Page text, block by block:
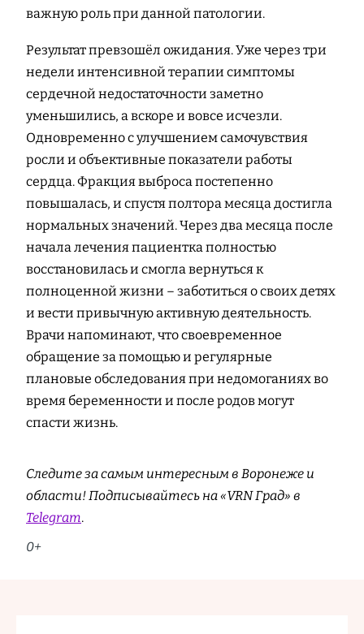
важную роль при данной патологии.
Результат превзошёл ожидания. Уже через три
недели интенсивной терапии симптомы
сердечной недостаточности заметно
уменьшились, а вскоре и вовсе исчезли.
Одновременно с улучшением самочувствия
росли и объективные показатели работы
сердца. Фракция выброса постепенно
повышалась, и спустя полтора месяца достигла
нормальных значений. Через два месяца после
начала лечения пациентка полностью
восстановилась и смогла вернуться к
полноценной жизни – заботиться о своих детях
и вести привычную активную деятельность.
Врачи напоминают, что своевременное
обращение за помощью и регулярные
плановые обследования при недомоганиях во
время беременности и после родов могут
спасти жизнь.
Следите за самым интересным в Воронеже и
области! Подписывайтесь на «VRN Град» в
Telegram.
0+